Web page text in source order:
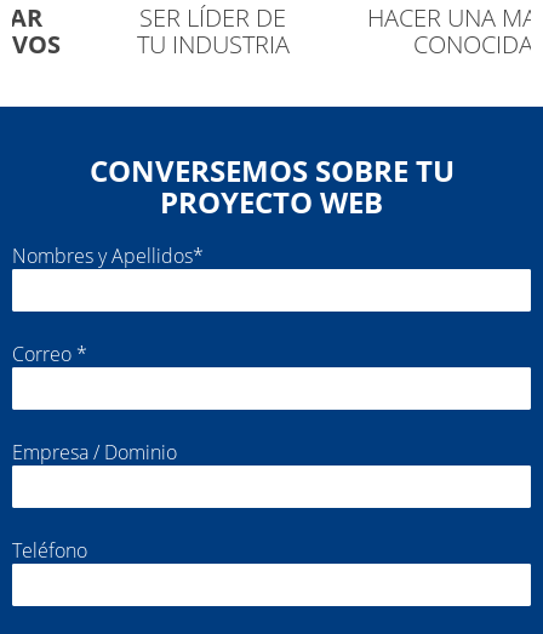
SER LÍDER DE
TU INDUSTRIA
HACER UNA MARCA
CONOCIDA
CONVERSEMOS SOBRE TU
PROYECTO WEB
Nombres y Apellidos*
Correo *
Empresa / Dominio
Teléfono